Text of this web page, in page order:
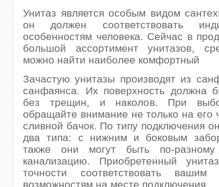
Унитаз является особым видом
он должен соответствовать
особенностям человека. Сейчас в
большой ассортимент унитазов,
можно найти наиболее комфортный
Зачастую унитазы производят из
санфаянса. Их поверхность должна
без трещин, и наколов. При
обращайте внимание не только на его
сливной бачок. По типу подключения
два типа: с нижним и боковым
также они могут быть по-
канализацию. Приобретенный
точности соответствовать вашим
возможностям на месте подключения.